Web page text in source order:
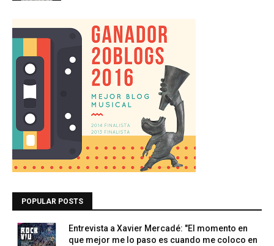
POPULAR POSTS
Entrevista a Xavier Mercadé: "El momento en
que mejor me lo paso es cuando me coloco en